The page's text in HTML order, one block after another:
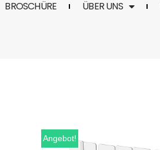
BROSCHÜRE ÜBER UNS
Angebot!